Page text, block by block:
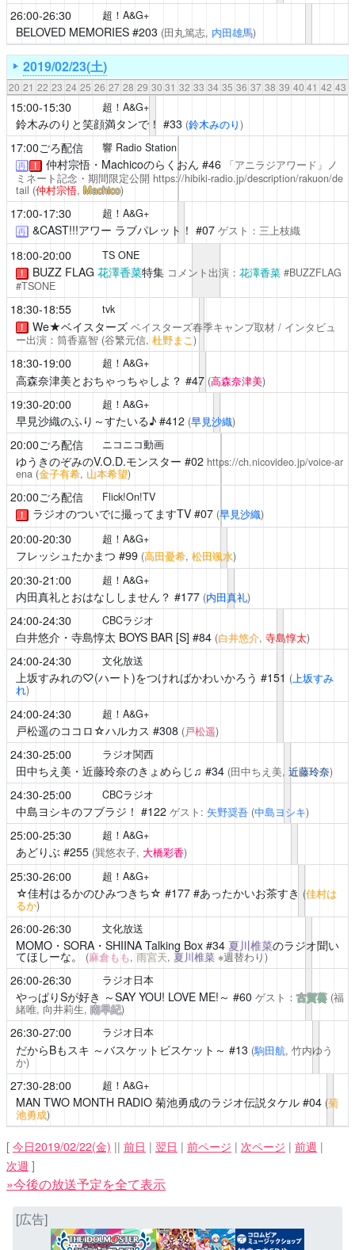
26:00-26:30 超！A&G+
BELOVED MEMORIES#203 (田丸篤志, 内田雄馬)
2019/02/23(土)
20 21 22 23 24 25 26 27 28 29 30 31 32 33 34 35 36 37 38 39 40 41 42 43
15:00-15:30 超！A&G+
鈴木みのりと笑顔満タンで！ #33 (鈴木みのり)
17:00ごろ配信 響 Radio Station
再 ！ 仲村宗悟・Machicoのらくおん #46
「アニラジアワード」ノ
ミネート記念・期間限定公開 https://hibiki-radio.jp/description/rakuon/de
tail (仲村宗悟, Machico)
17:00-17:30 超！A&G+
再 &CAST!!!アワー ラブパレット！ #07 ゲスト：三上枝織
18:00-20:00 TS ONE
！ BUZZ FLAG 花澤香菜特集 コメント出演： 花澤香菜#BUZZFLAG
#TSONE
18:30-18:55 tvk
！ We★ベイスターズ ベイスターズ春季キャンプ取材 / インタビュ
ー出演：筒香嘉智 (谷繁元信, 杜野まこ)
18:30-19:00 超！A&G+
高森奈津美とおちゃっちゃしよ？ #47 (高森奈津美)
19:30-20:00 超！A&G+
早見沙織のふり～すたいる♪#412 (早見沙織)
20:00ごろ配信 ニコニコ動画
ゆうきのぞみのV.O.D.モンスター #02 https://ch.nicovideo.jp/voice-ar
ena (金子有希, 山本希望)
20:00ごろ配信 Flick!On!TV
！ ラジオのついでに撮ってますTV#07 (早見沙織)
20:00-20:30 超！A&G+
フレッシュたかまつ #99 (高田憂希, 松田颯水)
20:30-21:00 超！A&G+
内田真礼とおはなししません？ #177 (内田真礼)
24:00-24:30 CBCラジオ
白井悠介・寺島惇太 BOYS BAR [S] #84 (白井悠介, 寺島惇太)
24:00-24:30 文化放送
上坂すみれの♡(ハート)をつければかわいかろう #151 (上坂すみ
れ)
24:00-24:30 超！A&G+
戸松遥のココロ☆ハルカス #308 (戸松遥)
24:30-25:00 ラジオ関西
田中ちえ美・近藤玲奈のきょめらじ♫ #34 (田中ちえ美, 近藤玲奈)
24:30-25:00 CBCラジオ
中島ヨシキのフブラジ！ #122 ゲスト: 矢野奨吾 (中島ヨシキ)
25:00-25:30 超！A&G+
あどりぶ#255 (巽悠衣子, 大橋彩香)
25:30-26:00 超！A&G+
☆佳村はるかのひみつきち☆ #177 #あったかいお茶すき (佳村は
るか)
26:00-26:30 文化放送
MOMO・SORA・SHIINA Talking Box#34 夏川椎菜のラジオ聞い
てほしーな。 (麻倉もも, 雨宮天, 夏川椎菜※週替わり)
26:00-26:30 ラジオ日本
やっぱりSが好き ～SAY YOU! LOVE ME!～ #60 ゲスト：古賀葵 (福
緒唯, 向井莉生,南早紀)
26:30-27:00 ラジオ日本
だからBもスキ ～バスケットビスケット～ #13 (駒田航, 竹内ゆう
か)
27:30-28:00 超！A&G+
MAN TWO MONTH RADIO 菊池勇成のラジオ伝説タケル#04 (菊
池勇成)
[ 今日2019/02/22(金) || 前日 | 翌日 | 前ページ | 次ページ | 前週 |
次週 ]
»今後の放送予定を全て表示
[広告]